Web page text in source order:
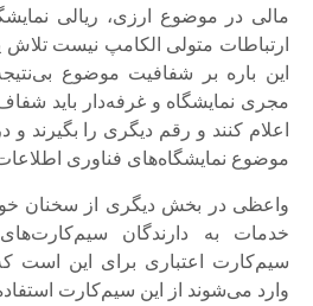
مالی در موضوع ارزی، ریالی
ارتباطات متولی الکامپ نیست تلاش
این باره بر شفافیت موضوع
مجری نمایشگاه و غرفه‌دار باید شفاف
اعلام کنند و رقم دیگری را بگیرند
موضوع نمایشگاه‌های فناوری
واعظی در بخش دیگری از سخنان
خدمات به دارندگان
سیم‌کارت اعتباری برای این است
وارد می‌شوند از این سیم‌کارت